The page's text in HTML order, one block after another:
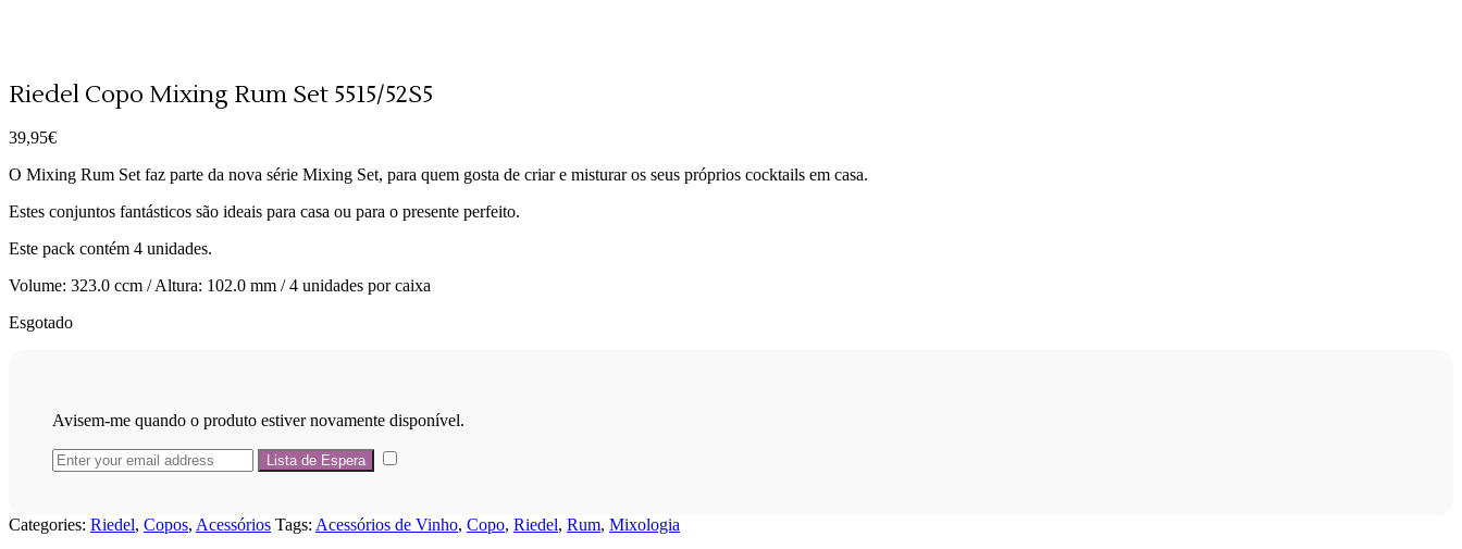
Riedel Copo Mixing Rum Set 5515/52S5
39,95€
O Mixing Rum Set faz parte da nova série Mixing Set, para quem gosta de criar e misturar os seus próprios cocktails em casa.
Estes conjuntos fantásticos são ideais para casa ou para o presente perfeito.
Este pack contém 4 unidades.
Volume: 323.0 ccm / Altura: 102.0 mm / 4 unidades por caixa
Esgotado
Avisem-me quando o produto estiver novamente disponível.
Categories: Riedel, Copos, Acessórios Tags: Acessórios de Vinho, Copo, Riedel, Rum, Mixologia